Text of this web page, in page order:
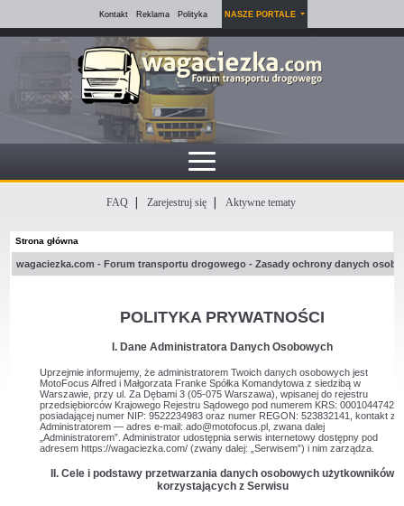
Kontakt Reklama Polityka NASZE PORTALE
FAQ Zarejestruj się Aktywne tematy
Strona główna
wagaciezka.com - Forum transportu drogowego - Zasady ochrony danych
POLITYKA PRYWATNOŚCI
I. Dane Administratora Danych Osobowych
Uprzejmie informujemy, że administratorem Twoich danych osobowych jest
MotoFocus Alfred i Małgorzata Franke Spółka Komandytowa z siedzibą w
Warszawie, przy ul. Za Dębami 3 (05-075 Warszawa), wpisanej do rejestru
przedsiębiorców Krajowego Rejestru Sądowego pod numerem KRS: 0001044742,
posiadającej numer NIP: 9522234983 oraz numer REGON: 523832141, kontakt z
Administratorem — adres e-mail: ado@motofocus.pl, zwana dalej
„Administratorem”. Administrator udostępnia serwis internetowy dostępny pod
adresem https://wagaciezka.com/ (zwany dalej: „Serwisem”) i nim zarządza.
II. Cele i podstawy przetwarzania danych osobowych użytkowników
korzystających z Serwisu